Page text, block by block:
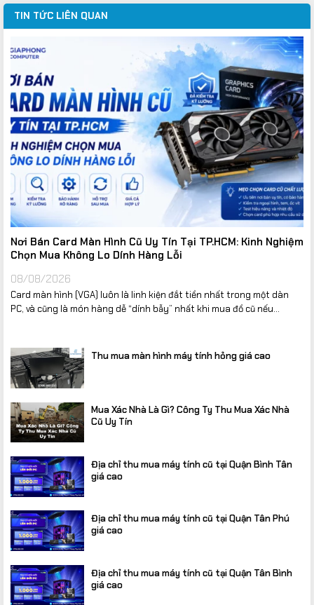
TIN TỨC LIÊN QUAN
Nơi Bán Card Màn Hình Cũ Uy Tín Tại TP.HCM: Kinh Nghiệm
Chọn Mua Không Lo Dính Hàng Lỗi
08/08/2026
Card màn hình (VGA) luôn là linh kiện đắt tiền nhất trong một dàn
PC, và cũng là món hàng dễ “dính bẫy” nhất khi mua đồ cũ nếu...
Thu mua màn hình máy tính hỏng giá cao
Mua Xác Nhà Là Gì? Công Ty Thu Mua Xác Nhà
Cũ Uy Tín
Địa chỉ thu mua máy tính cũ tại Quận Bình Tân
giá cao
Địa chỉ thu mua máy tính cũ tại Quận Tân Phú
giá cao
Địa chỉ thu mua máy tính cũ tại Quận Tân Bình
giá cao